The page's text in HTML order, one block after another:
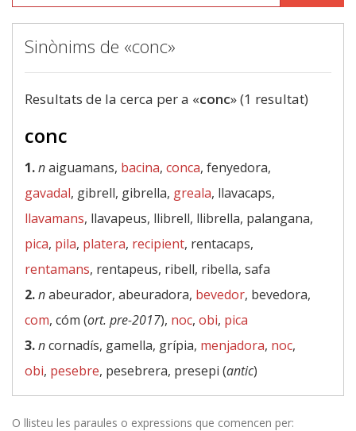
Sinònims de «conc»
Resultats de la cerca per a «conc» (1 resultat)
conc
1.naiguamans, bacina, conca, fenyedora,
gavadal, gibrell, gibrella, greala, llavacaps,
llavamans, llavapeus, llibrell, llibrella, palangana,
pica, pila, platera, recipient, rentacaps,
rentamans, rentapeus, ribell, ribella, safa
2.nabeurador, abeuradora, bevedor, bevedora,
com, cóm (ort. pre-2017), noc, obi, pica
3.ncornadís, gamella, grípia, menjadora, noc,
obi, pesebre, pesebrera, presepi (antic)
O llisteu les paraules o expressions que comencen per: